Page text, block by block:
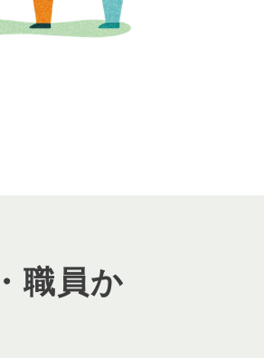
職員か